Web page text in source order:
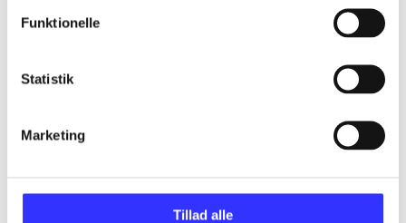
Funktionelle
Statistik
Marketing
Tillad alle
Artikler